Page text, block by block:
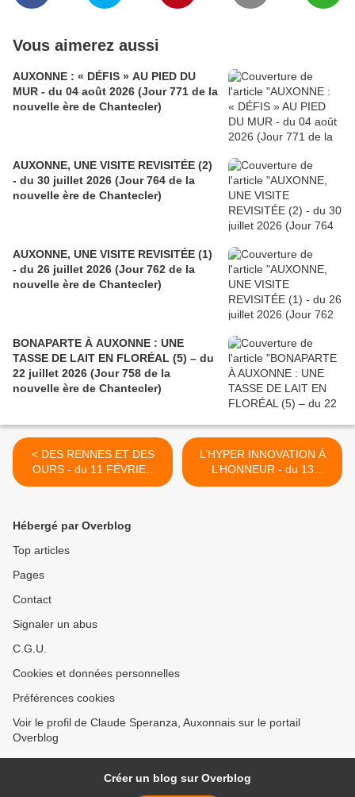
Vous aimerez aussi
AUXONNE : « DÉFIS » AU PIED DU
MUR - du 04 août 2026 (Jour 771 de la
nouvelle ère de Chantecler)
AUXONNE, UNE VISITE REVISITÉE (2)
- du 30 juillet 2026 (Jour 764 de la
nouvelle ère de Chantecler)
AUXONNE, UNE VISITE REVISITÉE (1)
- du 26 juillet 2026 (Jour 762 de la
nouvelle ère de Chantecler)
BONAPARTE À AUXONNE : UNE
TASSE DE LAIT EN FLORÉAL (5) – du
22 juillet 2026 (Jour 758 de la
nouvelle ère de Chantecler)
< DES RENNES ET DES
OURS - du 11 FÉVRIER
2016 (J+2612 après le vote
L’HYPER INNOVATION À
L’HONNEUR - du 13
FÉVRIER 2016 (J+2614
Hébergé par Overblog
Top articles
Pages
Contact
Signaler un abus
C.G.U.
Cookies et données personnelles
Préférences cookies
Voir le profil de Claude Speranza, Auxonnais sur le portail
Overblog
Créer un blog sur Overblog